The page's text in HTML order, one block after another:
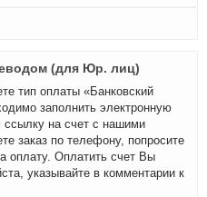
(для Юр. лиц)
тип оплаты «Банковский
заполнить электронную
на счет с нашими
заказ по телефону, попросите
оплату. Оплатить счет Вы
указывайте в комментарии к